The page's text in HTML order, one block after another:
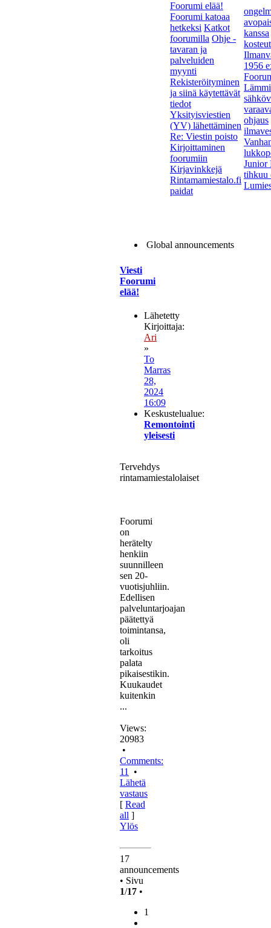
Foorumi elää!
Foorumi katoaa
hetkeksi Katkot
foorumilla Ohje -
tavaran ja
palveluiden
myynti
Rekisteröityminen
ja siinä käytettävät
tiedot
Yksityisviestien
(YV) lähettäminen
Re: Viestin poisto
Kirjoittaminen
foorumiin
Kirjavinkkejä
Rintamamiestalo.fi
paidat
kanssa
1956
ohjaus
Junior
tihkuu
Global announcements
Viesti
Foorumi
elää!
Lähetetty
Kirjoittaja:
Ari
»
To
Marras
28,
2024
16:09
Keskustelualue:
Remontointi
yleisesti
Tervehdys
rintamamiestalolaiset
Foorumi
on
herätelty
henkiin
suunnilleen
sen 20-
vuotisjuhliin.
Edellisen
palveluntarjoajan
päätettyä
toimintansa,
oli
tarkoitus
palata
pikaisestikin.
Kuukaudet
kuitenkin
...
Views:
20983
•
Comments:
11
•
Lähetä
vastaus
[ Read
all ]
Ylös
17
announcements
• Sivu
1/17 •
1